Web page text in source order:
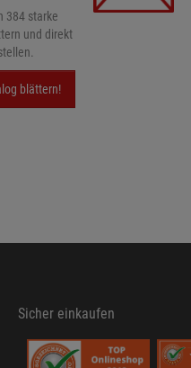
384 starke
und direkt
blättern!
Sicher einkaufen